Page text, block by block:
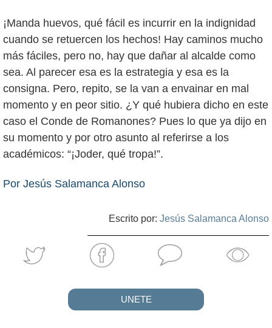
¡Manda huevos, qué fácil es incurrir en la indignidad
cuando se retuercen los hechos! Hay caminos mucho
más fáciles, pero no, hay que dañar al alcalde como
sea. Al parecer esa es la estrategia y esa es la
consigna. Pero, repito, se la van a envainar en mal
momento y en peor sitio. ¿Y qué hubiera dicho en este
caso el Conde de Romanones? Pues lo que ya dijo en
su momento y por otro asunto al referirse a los
académicos: “¡Joder, qué tropa!”.
Por Jesús Salamanca Alonso
Escrito por: Jesús Salamanca Alonso
UNETE